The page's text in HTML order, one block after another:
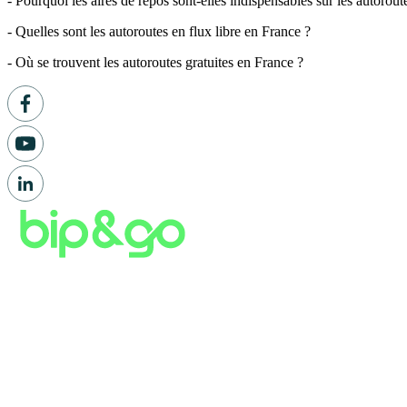
- Quelles sont les autoroutes en flux libre en France ?
- Où se trouvent les autoroutes gratuites en France ?